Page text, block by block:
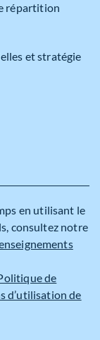
répartition
et stratégie
en utilisant le
consultez notre
de
d’utilisation de